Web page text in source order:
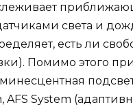
света и
есть ли
Помимо этого
AFS System